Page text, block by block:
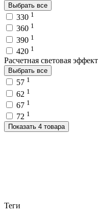
Выбрать все
330 1
360 1
390 1
420 1
Расчетная световая
Выбрать все
57 1
62 1
67 1
72 1
Показать 4 товара
Теги